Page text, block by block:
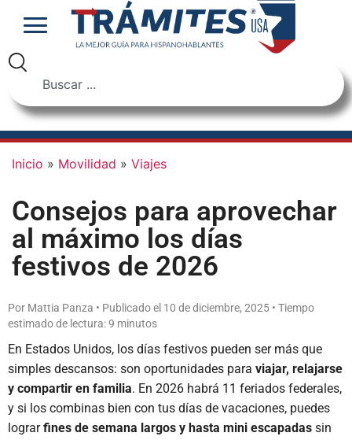
Inicio » Movilidad » Viajes
Consejos para aprovechar
al máximo los días
festivos de 2026
Por Mattia Panza • Publicado el 10 de diciembre, 2025 • Tiempo
estimado de lectura: 9 minutos
En Estados Unidos, los días festivos pueden ser más que
simples descansos: son oportunidades para viajar, relajarse
y compartir en familia. En 2026 habrá 11 feriados federales,
y si los combinas bien con tus días de vacaciones, puedes
lograrfines de semana largos y hasta mini escapadas sin